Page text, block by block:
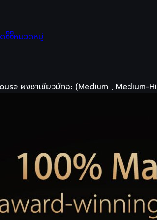
หมวดหมู่
ผงชาเขียวมัทฉะ (Medium ,